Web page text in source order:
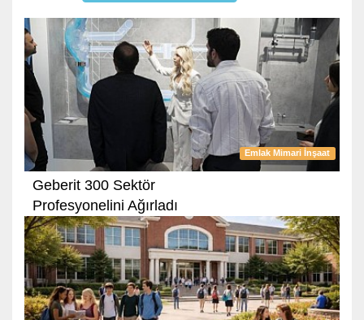
Emlak Mimari İnşaat
Geberit 300 Sektör
Profesyonelini Ağırladı